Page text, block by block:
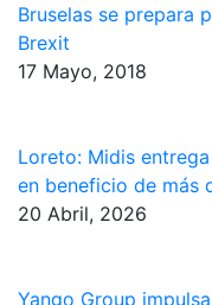
Bruselas se prepara
Brexit
17 Mayo, 2018
Loreto: Midis
en beneficio de más
20 Abril, 2026
Yango Group